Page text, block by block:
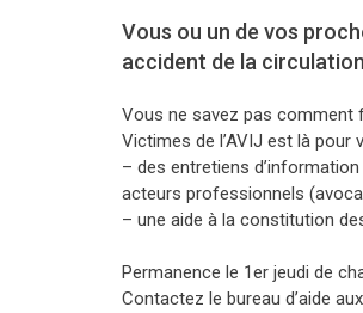
Vous ou un de vos
accident de la
Vous ne savez pas comment
Victimes de l’AVIJ est là
– des entretiens
acteurs professionnels
– une aide à la constitution
Permanence le 1er jeudi de
Contactez le bureau d’aide